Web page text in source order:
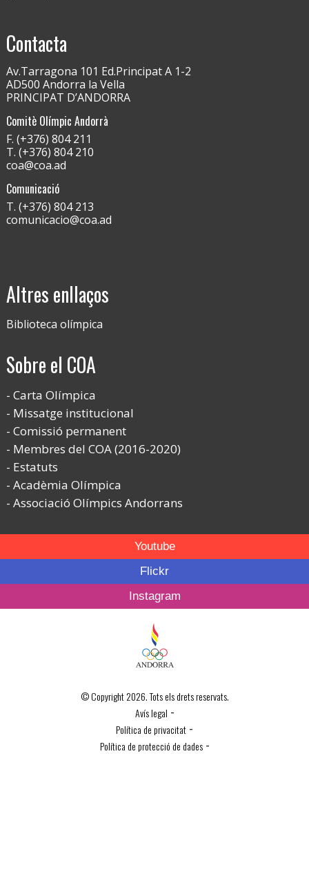
Contacta
Av.Tarragona 101 Ed.Principat A 1-2
AD500 Andorra la Vella
PRINCIPAT D’ANDORRA
Comitè Olímpic Andorrà
F. (+376) 804 211
T. (+376) 804 210
coa@coa.ad
Comunicació
T. (+376) 804 213
comunicacio@coa.ad
Altres enllaços
Biblioteca olímpica
Sobre el COA
Carta Olímpica
Missatge institucional
Comissió permanent
Membres del COA (2016-2020)
Estatuts
Acadèmia Olímpica
Associació Olímpics Andorrans
Youtube
Flickr
Instagram
© Copyright 2026. Tots els drets reservats.
Avís legal -
Política de privacitat -
Política de protecció de dades-